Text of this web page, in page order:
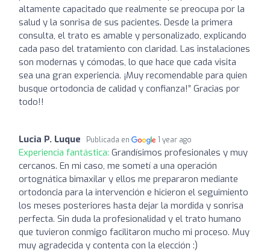
altamente capacitado que realmente se preocupa por la
salud y la sonrisa de sus pacientes. Desde la primera
consulta, el trato es amable y personalizado, explicando
cada paso del tratamiento con claridad. Las instalaciones
son modernas y cómodas, lo que hace que cada visita
sea una gran experiencia. ¡Muy recomendable para quien
busque ortodoncia de calidad y confianza!” Gracias por
todo!!
Lucia P. Luque Publicada en 1 year ago
Experiencia fantástica: Grandísimos profesionales y muy
cercanos. En mi caso, me sometí a una operación
ortognática bimaxilar y ellos me prepararon mediante
ortodoncia para la intervención e hicieron el seguimiento
los meses posteriores hasta dejar la mordida y sonrisa
perfecta. Sin duda la profesionalidad y el trato humano
que tuvieron conmigo facilitaron mucho mi proceso. Muy
muy agradecida y contenta con la elección :)